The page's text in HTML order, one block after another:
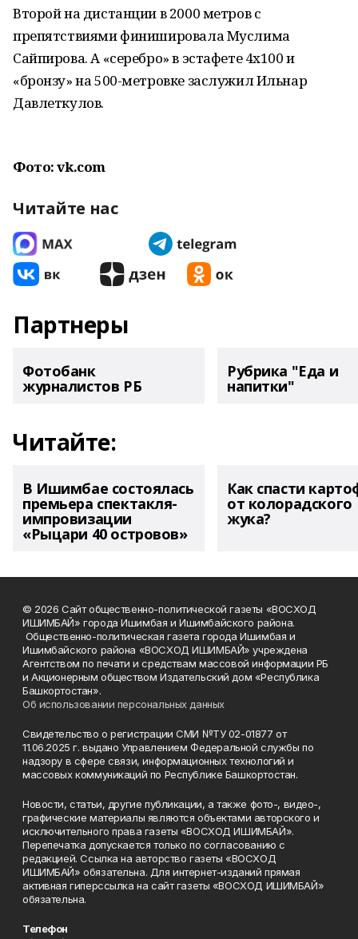
Второй на дистанции в 2000 метров с
препятствиями финишировала Муслима
Сайпирова. А «серебро» в эстафете 4х100 и
«бронзу» на 500-метровке заслужил Ильнар
Давлеткулов.
Фото: vk.com
Читайте нас
Партнеры
Фотобанк
журналистов РБ
Рубрика "Еда и
напитки"
Читайте:
В Ишимбае состоялась
премьера спектакля-
импровизации
«Рыцари 40 островов»
Как спасти
от колорадского
жука?
© 2026 Сайт общественно-политической газеты «ВОСХОД
ИШИМБАЙ» города Ишимбая и Ишимбайского района.
Общественно-политическая газета города Ишимбая и
Ишимбайского района «ВОСХОД ИШИМБАЙ» учреждена
Агентством по печати и средствам массовой информации РБ
и Акционерным обществом Издательский дом «Республика
Башкортостан».
Об использовании персональных данных
Свидетельство о регистрации СМИ №ТУ 02-01877 от
11.06.2025 г. выдано Управлением Федеральной службы по
надзору в сфере связи, информационных технологий и
массовых коммуникаций по Республике Башкортостан.
Новости, статьи, другие публикации, а также фото-, видео-,
графические материалы являются объектами авторского и
исключительного права газеты «ВОСХОД ИШИМБАЙ».
Перепечатка допускается только по согласованию с
редакцией. Ссылка на авторство газеты «ВОСХОД
ИШИМБАЙ» обязательна. Для интернет-изданий прямая
активная гиперссылка на сайт газеты «ВОСХОД ИШИМБАЙ»
обязательна.
Телефон